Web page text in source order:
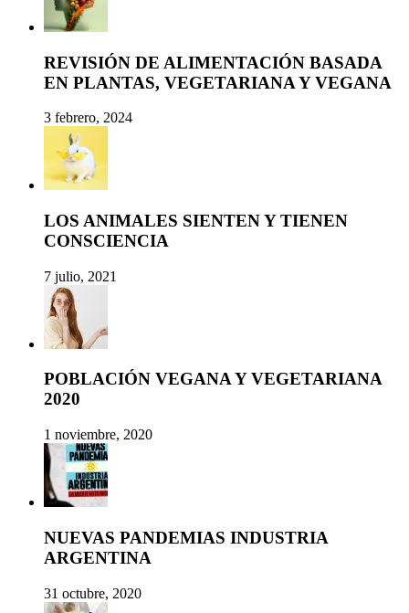
REVISIÓN DE ALIMENTACIÓN BASADA
EN PLANTAS, VEGETARIANA Y VEGANA
3 febrero, 2024
LOS ANIMALES SIENTEN Y TIENEN
CONSCIENCIA
7 julio, 2021
POBLACIÓN VEGANA Y VEGETARIANA
2020
1 noviembre, 2020
NUEVAS PANDEMIAS INDUSTRIA
ARGENTINA
31 octubre, 2020